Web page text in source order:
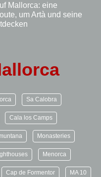
Mallorca: eine
um Artà und seine
Sa Calobra
Cala los Camps
Monasteries
Menorca
Cap de Formentor MA 10